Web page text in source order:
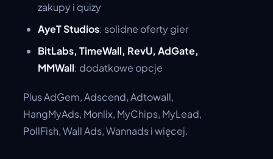
zakupy i quizy
AyeT Studios: solidne oferty gier
BitLabs, TimeWall, RevU, AdGate,
MMWall: dodatkowe opcje
Plus AdGem, Adscend, Adtowall,
HangMyAds, Monlix, MyChips, MyLead,
PollFish, Wall Ads, Wannads i więcej.